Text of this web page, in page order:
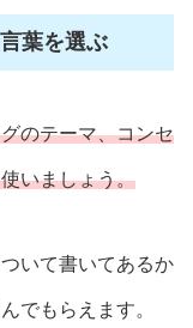
葉を選ぶ
のテーマ、コンセ
いましょう。
いて書いてあるか
でもらえます。